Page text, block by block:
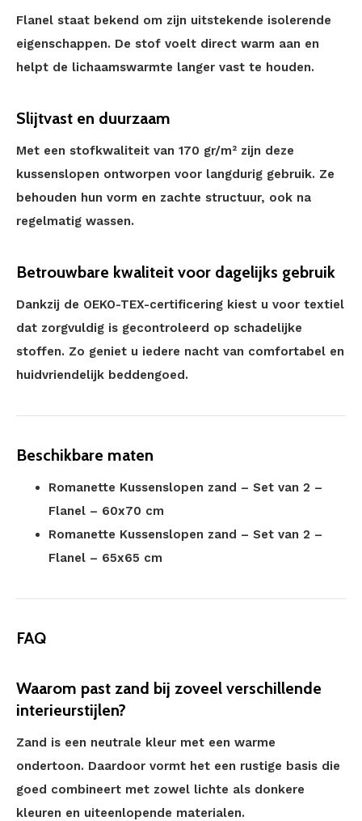
Flanel staat bekend om zijn uitstekende isolerende
eigenschappen. De stof voelt direct warm aan en
helpt de lichaamswarmte langer vast te houden.
Slijtvast en duurzaam
Met een stofkwaliteit van 170 gr/m² zijn deze
kussenslopen ontworpen voor langdurig gebruik. Ze
behouden hun vorm en zachte structuur, ook na
regelmatig wassen.
Betrouwbare kwaliteit voor dagelijks gebruik
Dankzij de OEKO-TEX-certificering kiest u voor textiel
dat zorgvuldig is gecontroleerd op schadelijke
stoffen. Zo geniet u iedere nacht van comfortabel en
huidvriendelijk beddengoed.
Beschikbare maten
Romanette Kussenslopen zand – Set van 2 –
Flanel – 60x70 cm
Romanette Kussenslopen zand – Set van 2 –
Flanel – 65x65 cm
FAQ
Waarom past zand bij zoveel verschillende
interieurstijlen?
Zand is een neutrale kleur met een warme
ondertoon. Daardoor vormt het een rustige basis die
goed combineert met zowel lichte als donkere
kleuren en uiteenlopende materialen.